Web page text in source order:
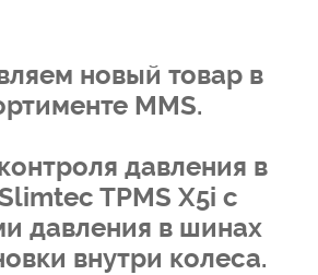
новый товар в
MMS.
давления в
TPMS X5i c
давления в шинах
внутри колеса.